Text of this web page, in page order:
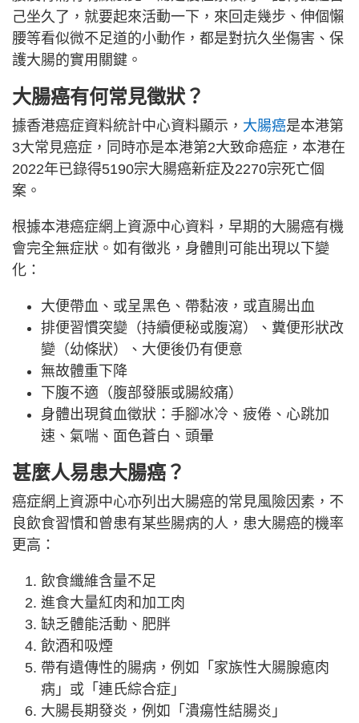
己坐久了，就要起來活動一下，來回走幾步、伸個懶
腰等看似微不足道的小動作，都是對抗久坐傷害、保
護大腸的實用關鍵。
大腸癌有何常見徵狀？
據香港癌症資料統計中心資料顯示， 大腸癌是本港第
3大常見癌症，同時亦是本港第2大致命癌症，本港在
2022年已錄得5190宗大腸癌新症及2270宗死亡個
案。
根據本港癌症網上資源中心資料，早期的大腸癌有機
會完全無症狀。如有徵兆，身體則可能出現以下變
化：
大便帶血、或呈黑色、帶黏液，或直腸出血
排便習慣突變（持續便秘或腹瀉）、糞便形狀改
變（幼條狀）、大便後仍有便意
無故體重下降
下腹不適（腹部發脹或腸絞痛）
身體出現貧血徵狀：手腳冰冷、疲倦、心跳加
速、氣喘、面色蒼白、頭暈
甚麼人易患大腸癌？
癌症網上資源中心亦列出大腸癌的常見風險因素，不
良飲食習慣和曾患有某些腸病的人，患大腸癌的機率
更高：
飲食纖維含量不足
進食大量紅肉和加工肉
缺乏體能活動、肥胖
飲酒和吸煙
帶有遺傳性的腸病，例如「家族性大腸腺瘜肉
病」或「連氏綜合症」
大腸長期發炎，例如「潰瘍性結腸炎」